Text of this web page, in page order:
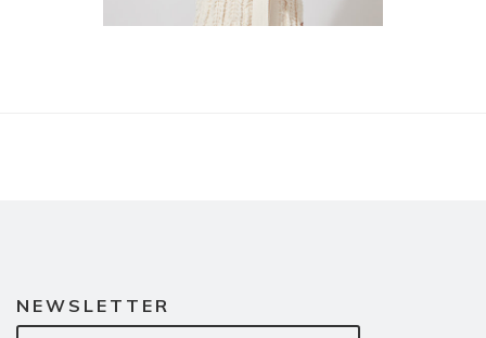
NEWSLETTER